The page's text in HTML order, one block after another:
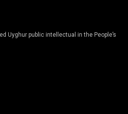
Uyghur public intellectual in the People’s